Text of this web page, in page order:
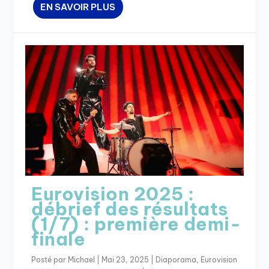
EN SAVOIR PLUS
Eurovision 2025 :
débrief des résultats
(1/7) : première demi-
finale
Posté par Michael Mai 23, 2025 Diaporama, Eurovision